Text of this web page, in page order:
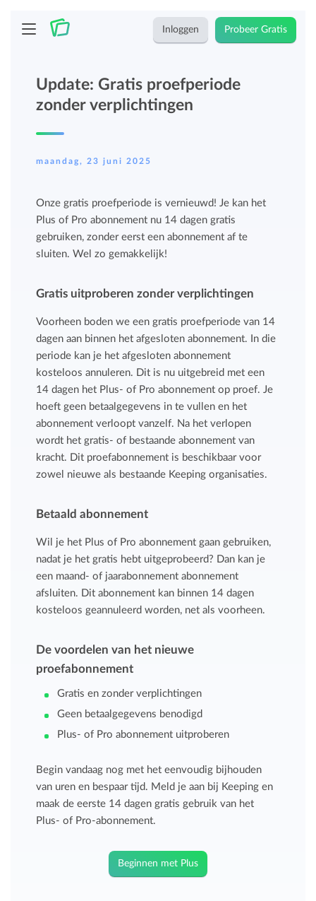
Inloggen Probeer Gratis
Update: Gratis proefperiode
zonder verplichtingen
maandag, 23 juni 2025
Onze gratis proefperiode is vernieuwd! Je kan het
Plus of Pro abonnement nu 14 dagen gratis
gebruiken, zonder eerst een abonnement af te
sluiten. Wel zo gemakkelijk!
Gratis uitproberen zonder verplichtingen
Voorheen boden we een gratis proefperiode van 14
dagen aan binnen het afgesloten abonnement. In die
periode kan je het afgesloten abonnement
kosteloos annuleren. Dit is nu uitgebreid met een
14 dagen het Plus- of Pro abonnement op proef. Je
hoeft geen betaalgegevens in te vullen en het
abonnement verloopt vanzelf. Na het verlopen
wordt het gratis- of bestaande abonnement van
kracht. Dit proefabonnement is beschikbaar voor
zowel nieuwe als bestaande Keeping organisaties.
Betaald abonnement
Wil je het Plus of Pro abonnement gaan gebruiken,
nadat je het gratis hebt uitgeprobeerd? Dan kan je
een maand- of jaarabonnement abonnement
afsluiten. Dit abonnement kan binnen 14 dagen
kosteloos geannuleerd worden, net als voorheen.
De voordelen van het nieuwe
proefabonnement
Gratis en zonder verplichtingen
Geen betaalgegevens benodigd
Plus- of Pro abonnement uitproberen
Begin vandaag nog met het eenvoudig bijhouden
van uren en bespaar tijd. Meld je aan bij Keeping en
maak de eerste 14 dagen gratis gebruik van het
Plus- of Pro-abonnement.
Beginnen met Plus